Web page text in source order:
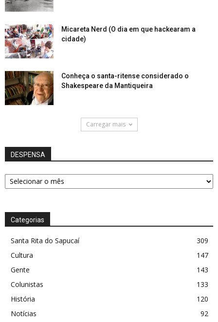
Micareta Nerd (O dia em que hackearam a
cidade)
Conheça o santa-ritense considerado o
Shakespeare da Mantiqueira
Carregar mais
DESPENSA
DESPENSA
Categorias
Santa Rita do Sapucaí
309
Cultura
147
Gente
143
Colunistas
133
História
120
Notícias
92